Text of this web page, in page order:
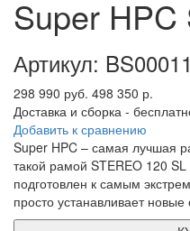
Super HPC
Артикул:
298 990 руб. 498 350 р.
Доставка и сборка -
Добавить к сравнению
Super HPC – самая лучшая
такой рамой STEREO 120 SL
подготовлен к самым
просто устанавливает